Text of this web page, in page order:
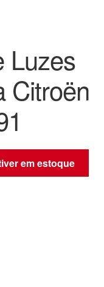
Luzes
Citroën
em estoque